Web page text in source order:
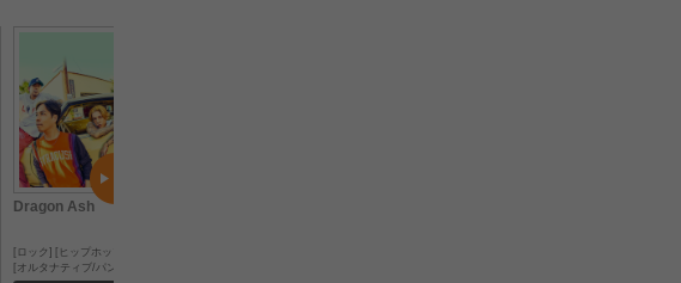
Dragon Ash
ロック
ヒップホップ/ラップ
オルタナティブ/パンク